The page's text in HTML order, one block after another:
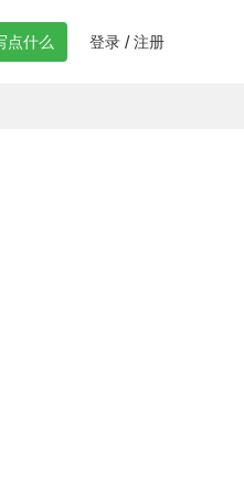
点什么 登录 / 注册